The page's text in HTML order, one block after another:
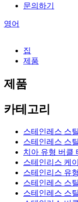
문의하기
영어
집
제품
제품
카테고리
스테인레스 스
스테인레스 스
치아 유형 버클
스테인리스 케
스테인리스 유형
스테인레스 스
스테인레스 스